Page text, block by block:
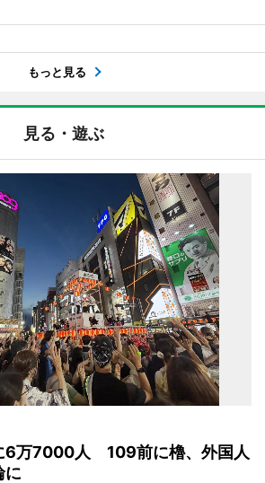
もっと見る
見る・遊ぶ
6万7000人 109前に櫓、外国人
に